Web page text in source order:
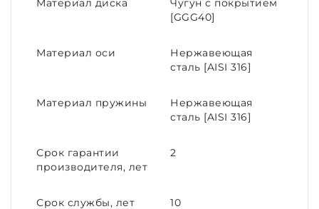
Материал диска
Чугун с покрытием
[GGG40]
Материал оси
Нержавеющая
сталь [AISI 316]
Материал пружины
Нержавеющая
сталь [AISI 316]
Срок гарантии
производителя, лет
2
Срок службы, лет 10